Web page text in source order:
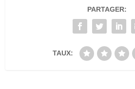
PARTAGER:
TAUX: